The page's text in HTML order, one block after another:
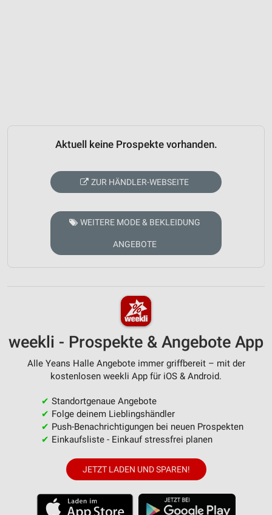
Aktuell keine Prospekte vorhanden.
ZUR HÄNDLER-WEBSEITE
WEITERE MODE & BEKLEIDUNG
ANGEBOTE
weekli - Prospekte & Angebote App
Alle Yeans Halle Angebote immer griffbereit – mit der
kostenlosen weekli App für iOS & Android.
✔ Standortgenaue Angebote
✔ Folge deinem Lieblingshändler
✔ Push-Benachrichtigungen bei neuen Prospekten
✔ Einkaufsliste - Einkauf stressfrei planen
JETZT LADEN UND SPAREN!